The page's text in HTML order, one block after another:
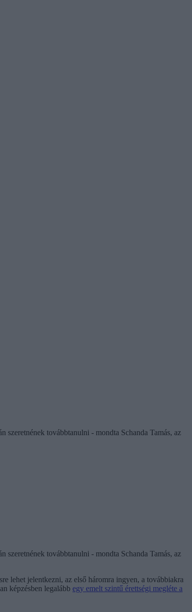
továbbtanulni - mondta Schanda Tamás, az
továbbtanulni - mondta Schanda Tamás, az
lehet jelentkezni, az első háromra ingyen, a továbbiakra
képzésben legalább egy emelt szintű érettségi megléte a